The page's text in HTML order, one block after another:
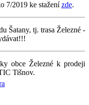
7/2019 ke staženízde.
Šatany, tj. trasa Železné -
obce Železné k prodeji
Tišnov.